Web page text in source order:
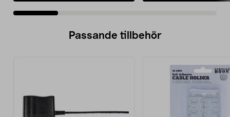
Passande tillbehör